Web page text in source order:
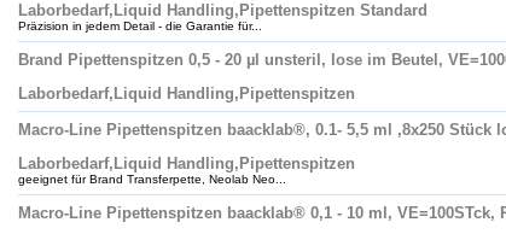
Laborbedarf,Liquid Handling,Pipettenspitzen Standard
Präzision in jedem Detail - die Garantie für...
Brand Pipettenspitzen 0,5 - 20 µl unsteril, lose im Beutel,
Laborbedarf,Liquid Handling,Pipettenspitzen
Macro-Line Pipettenspitzen baacklab®, 0.1- 5,5 ml ,8x250
Laborbedarf,Liquid Handling,Pipettenspitzen
geeignet für Brand Transferpette, Neolab Neo...
Macro-Line Pipettenspitzen baacklab® 0,1 - 10 ml, VE=100STck,